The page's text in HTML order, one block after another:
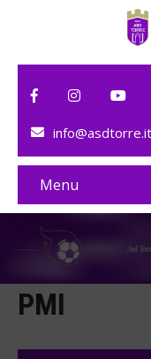
info@asdtorre.it
Menu
PMI